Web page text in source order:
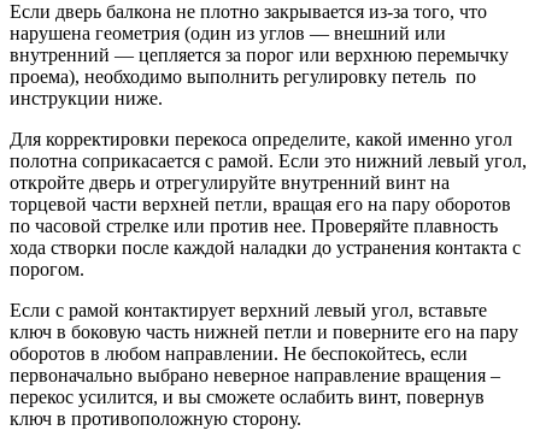
Если дверь балкона не плотно закрывается из-за того, что
нарушена геометрия (один из углов — внешний или
внутренний — цепляется за порог или верхнюю перемычку
проема), необходимо выполнить регулировку петель по
инструкции ниже.
Для корректировки перекоса определите, какой именно угол
полотна соприкасается с рамой. Если это нижний левый угол,
откройте дверь и отрегулируйте внутренний винт на
торцевой части верхней петли, вращая его на пару оборотов
по часовой стрелке или против нее. Проверяйте плавность
хода створки после каждой наладки до устранения контакта с
порогом.
Если с рамой контактирует верхний левый угол, вставьте
ключ в боковую часть нижней петли и поверните его на пару
оборотов в любом направлении. Не беспокойтесь, если
первоначально выбрано неверное направление вращения –
перекос усилится, и вы сможете ослабить винт, повернув
ключ в противоположную сторону.